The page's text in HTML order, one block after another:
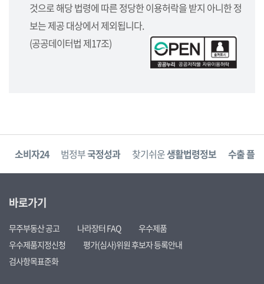
것으로 해당 법령에 따른 정당한 이용허락을 받지 아니한 정
보는 제공 대상에서 제외됩니다.
(공공데이터법 제17조)
소비자24 범정부국정성과 찾기쉬운생활법령정보 수출 플
바로가기
무주부동산 공고 나라장터 FAQ
우수제품
우수제품지정신청
평가(심사)위원 후보자 등록안내
검사항목표준화